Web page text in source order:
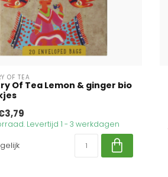
OF TEA
Of Tea Lemon & ginger bio
Levertijd 1 - 3 werkdagen